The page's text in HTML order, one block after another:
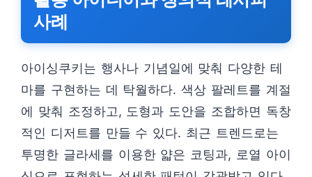
사례
아이싱쿠키는 행사나 기념일에 맞춰 다양한 테
마를 구현하는 데 탁월하다. 색상 팔레트를 계절
에 맞춰 조정하고, 도형과 도안을 조합하면 독창
적인 디저트를 만들 수 있다. 최근 트렌드로는
투명한 글라세를 이용한 얇은 코팅과, 로열 아이